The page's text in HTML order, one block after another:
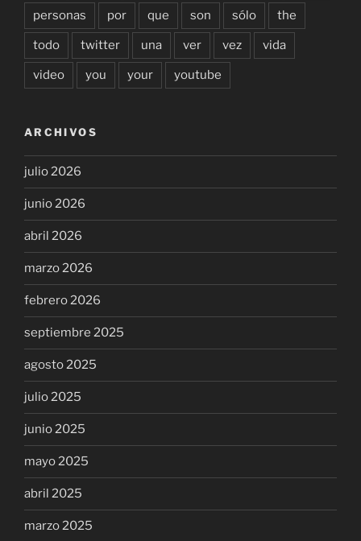
personas por que son sólo the
todo twitter una ver vez vida
video you your youtube
ARCHIVOS
julio 2026
junio 2026
abril 2026
marzo 2026
febrero 2026
septiembre 2025
agosto 2025
julio 2025
junio 2025
mayo 2025
abril 2025
marzo 2025